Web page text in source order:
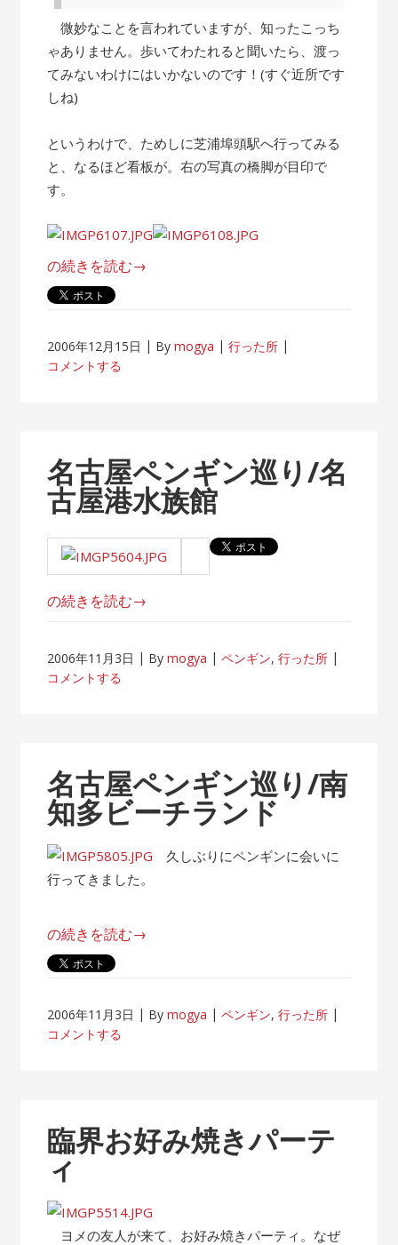
微妙なことを言われていますが、知ったこっち
ゃありません。歩いてわたれると聞いたら、渡っ
てみないわけにはいかないのです！(すぐ近所です
しね)
というわけで、ためしに芝浦埠頭駅へ行ってみる
と、なるほど看板が。右の写真の橋脚が目印で
す。
“東
京
歩
の続きを読む→
2006年12月15日 Bymogya
行った所
コメントする
名古屋ペンギン巡り/名
古屋港水族館
“名
ペ
り/
名
古
屋
港
館”
の続きを読む→
2006年11月3日 Bymogya ペンギン,行った所
コメントする
名古屋ペンギン巡り/南
知多ビーチランド
久しぶりにペンギンに会いに
行ってきました。
“名
古
ン
南
知
ビ
の続きを読む→
2006年11月3日 Bymogya ペンギン,行った所
コメントする
臨界お好み焼きパーテ
ィ
ヨメの友人が来て、お好み焼きパーティ。なぜ